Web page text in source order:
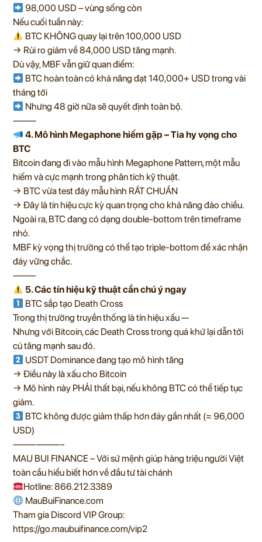
98,000 USD – vùng sống còn
Nếu cuối tuần này:
BTC KHÔNG quay lại trên 100,000 USD
→ Rủi ro giảm về 84,000 USD tăng mạnh.
Dù vậy, MBF vẫn giữ quan điểm:
BTC hoàn toàn có khả năng đạt 140,000+ USD trong vài
tháng tới
Nhưng 48 giờ nữa sẽ quyết định toàn bộ.
⸻
4. Mô hình Megaphone hiếm gặp – Tia hy vọng cho
BTC
Bitcoin đang đi vào mẫu hình Megaphone Pattern, một mẫu
hiếm và cực mạnh trong phân tích kỹ thuật.
→ BTC vừa test đáy mẫu hình RẤT CHUẨN
→ Đây là tín hiệu cực kỳ quan trọng cho khả năng đảo chiều.
Ngoài ra, BTC đang có dạng double-bottom trên timeframe
nhỏ.
MBF kỳ vọng thị trường có thể tạo triple-bottom để xác nhận
đáy vững chắc.
⸻
5. Các tín hiệu kỹ thuật cần chú ý ngay
BTC sắp tạo Death Cross
Trong thị trường truyền thống là tín hiệu xấu —
Nhưng với Bitcoin, các Death Cross trong quá khứ lại dẫn tới
cú tăng mạnh sau đó.
USDT Dominance đang tạo mô hình tăng
→ Điều này là xấu cho Bitcoin
→ Mô hình này PHẢI thất bại, nếu không BTC có thể tiếp tục
giảm.
BTC không được giảm thấp hơn đáy gần nhất (≈ 96,000
USD)
——————–
MAU BUI FINANCE – Với sứ mệnh giúp hàng triệu người Việt
toàn cầu hiểu biết hơn về đầu tư tài chánh
Hotline: 866.212.3389
MauBuiFinance.com
Tham gia Discord VIP Group:
https://go.maubuifinance.com/vip2